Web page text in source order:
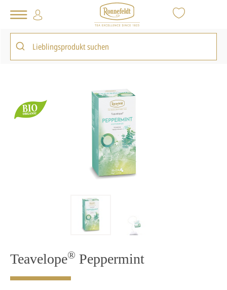
Tee Shop Teebeutel Teavelope®
zurück zur Artikelübersicht
Teavelope® Peppermint